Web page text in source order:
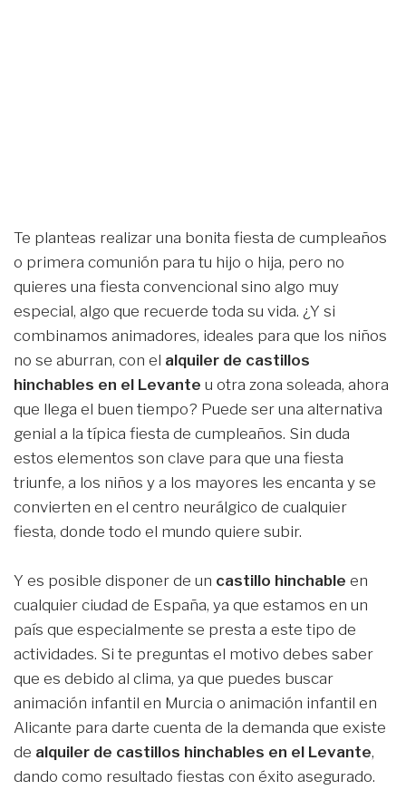
Te planteas realizar una bonita fiesta de cumpleaños
o primera comunión para tu hijo o hija, pero no
quieres una fiesta convencional sino algo muy
especial, algo que recuerde toda su vida. ¿Y si
combinamos animadores, ideales para que los niños
no se aburran, con el alquiler de castillos
hinchables en el Levante u otra zona soleada, ahora
que llega el buen tiempo? Puede ser una alternativa
genial a la típica fiesta de cumpleaños. Sin duda
estos elementos son clave para que una fiesta
triunfe, a los niños y a los mayores les encanta y se
convierten en el centro neurálgico de cualquier
fiesta, donde todo el mundo quiere subir.
Y es posible disponer de un castillo hinchable en
cualquier ciudad de España, ya que estamos en un
país que especialmente se presta a este tipo de
actividades. Si te preguntas el motivo debes saber
que es debido al clima, ya que puedes buscar
animación infantil en Murcia o animación infantil en
Alicante para darte cuenta de la demanda que existe
de alquiler de castillos hinchables en el Levante,
dando como resultado fiestas con éxito asegurado.